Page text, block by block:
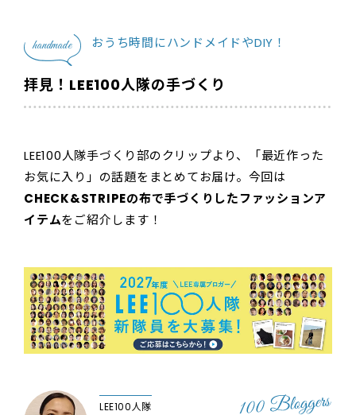
handmade おうち時間にハンドメイドやDIY！
拝見！LEE100人隊の手づくり
LEE100人隊手づくり部のクリップより、「最近作った
お気に入り」の話題をまとめてお届け。今回は
CHECK&STRIPEの布で手づくりしたファッションア
イテムをご紹介します！
LEE100人隊